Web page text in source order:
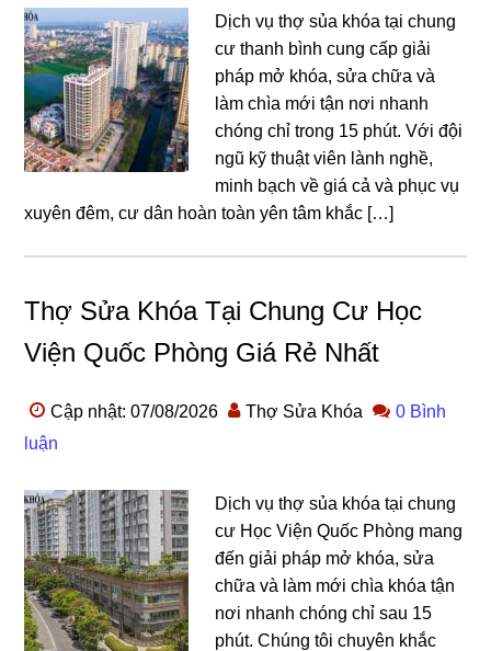
Dịch vụ thợ sủa khóa tại chung
cư thanh bình cung cấp giải
pháp mở khóa, sửa chữa và
làm chìa mới tận nơi nhanh
chóng chỉ trong 15 phút. Với đội
ngũ kỹ thuật viên lành nghề,
minh bạch về giá cả và phục vụ
xuyên đêm, cư dân hoàn toàn yên tâm khắc […]
Thợ Sửa Khóa Tại Chung Cư Học
Viện Quốc Phòng Giá Rẻ Nhất
Cập nhật: 07/08/2026 Thợ Sửa Khóa
0 Bình
luận
Dịch vụ thợ sủa khóa tại chung
cư Học Viện Quốc Phòng mang
đến giải pháp mở khóa, sửa
chữa và làm mới chìa khóa tận
nơi nhanh chóng chỉ sau 15
phút. Chúng tôi chuyên khắc